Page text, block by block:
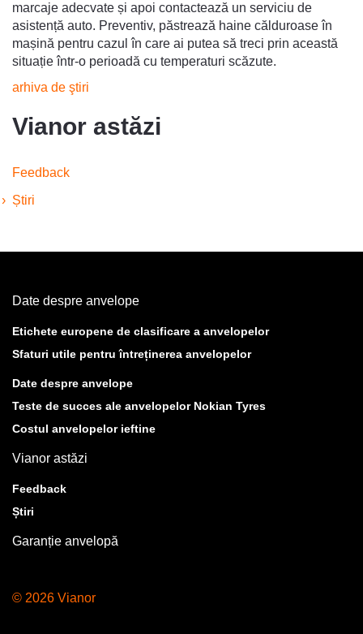
marcaje adecvate și apoi contactează un serviciu de
asistență auto. Preventiv, păstrează haine călduroase în
mașină pentru cazul în care ai putea să treci prin această
situație într-o perioadă cu temperaturi scăzute.
arhiva de ştiri
Vianor astăzi
Feedback
Știri
Date despre anvelope
Etichete europene de clasificare a anvelopelor
Sfaturi utile pentru întreținerea anvelopelor
Date despre anvelope
Teste de succes ale anvelopelor Nokian Tyres
Costul anvelopelor ieftine
Vianor astăzi
Feedback
Știri
Garanție anvelopă
© 2026 Vianor